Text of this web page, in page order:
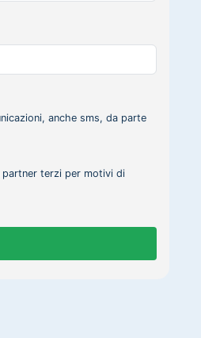
anche sms, da parte
partner terzi per motivi di